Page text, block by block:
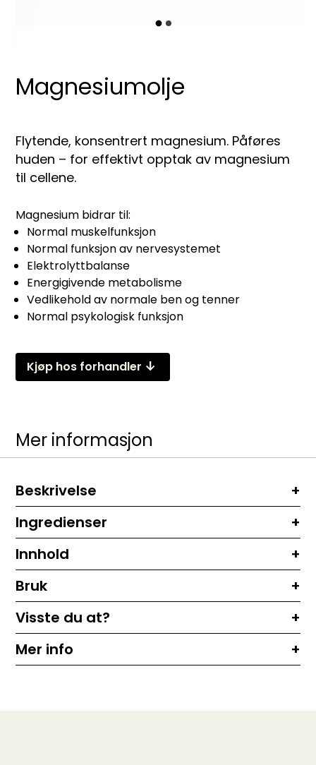
Magnesiumolje
Flytende, konsentrert magnesium. Påføres
huden – for effektivt opptak av magnesium
til cellene.
Magnesium bidrar til:
Normal muskelfunksjon
Normal funksjon av nervesystemet
Elektrolyttbalanse
Energigivende metabolisme
Vedlikehold av normale ben og tenner
Normal psykologisk funksjon
Kjøp hos forhandler arrow_downward_alt
Mer informasjon
Beskrivelse
Ingredienser
Innhold
Bruk
Visste du at?
Mer info